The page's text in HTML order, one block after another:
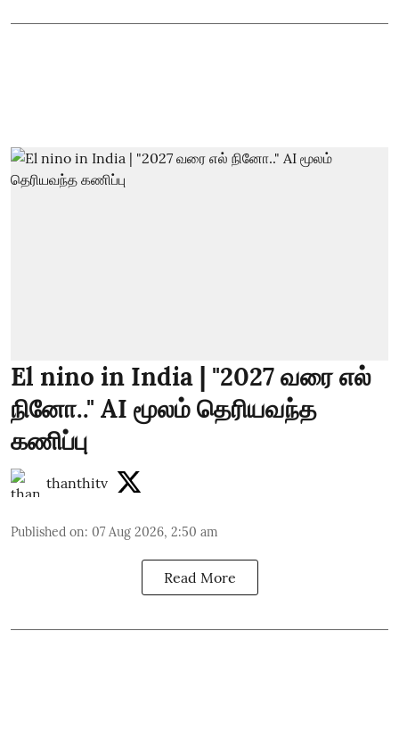
El nino in India | "2027 வரை எல்
நினோ.." AI மூலம் தெரியவந்த
கணிப்பு
thanthitv
Published on: 07 Aug 2026, 2:50 am
Read More